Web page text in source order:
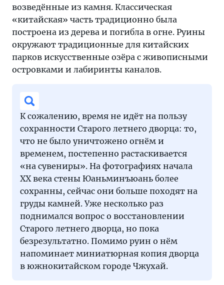
возведённые из камня. Классическая
«китайская» часть традиционно была
построена из дерева и погибла в огне. Руины
окружают традиционные для китайских
парков искусственные озёра с живописными
островками и лабиринты каналов.
К сожалению, время не идёт на пользу
сохранности Старого летнего дворца: то,
что не было уничтожено огнём и
временем, постепенно растаскивается
«на сувениры». На фотографиях начала
ХХ века стены Юаньминъюань более
сохранны, сейчас они больше походят на
груды камней. Уже несколько раз
поднимался вопрос о восстановлении
Старого летнего дворца, но пока
безрезультатно. Помимо руин о нём
напоминает миниатюрная копия дворца
в южнокитайском городе Чжухай.